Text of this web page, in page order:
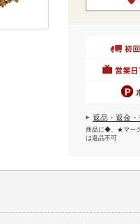
返品・返金
商品に◆、★マーク
は返品不可